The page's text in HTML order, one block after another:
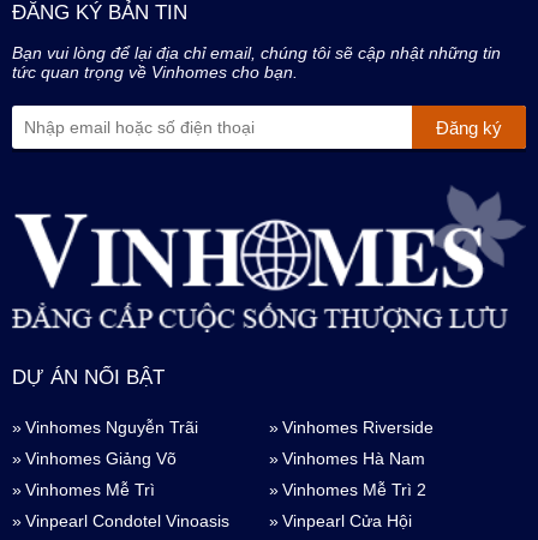
ĐĂNG KÝ BẢN TIN
Bạn vui lòng để lại địa chỉ email, chúng tôi sẽ cập nhật những tin
tức quan trọng về Vinhomes cho bạn.
DỰ ÁN NỔI BẬT
Vinhomes Nguyễn Trãi
Vinhomes Riverside
Vinhomes Giảng Võ
Vinhomes Hà Nam
Vinhomes Mễ Trì
Vinhomes Mễ Trì 2
Vinpearl Condotel Vinoasis
Vinpearl Cửa Hội